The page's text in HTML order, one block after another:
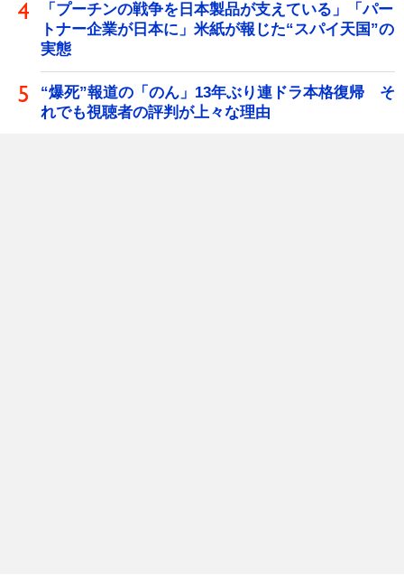
「プーチンの戦争を日本製品が支えている」「パー
トナー企業が日本に」米紙が報じた“スパイ天国”の
実態
“爆死”報道の「のん」13年ぶり連ドラ本格復帰 そ
れでも視聴者の評判が上々な理由